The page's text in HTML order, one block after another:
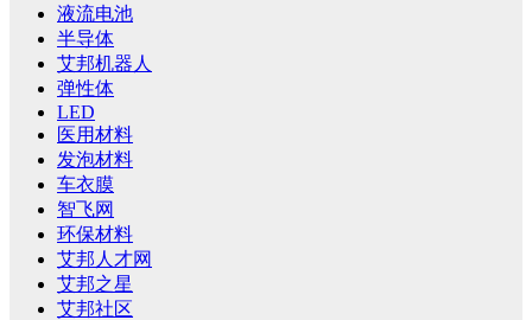
液流电池
半导体
艾邦机器人
弹性体
LED
医用材料
发泡材料
车衣膜
智飞网
环保材料
艾邦人才网
艾邦之星
艾邦社区